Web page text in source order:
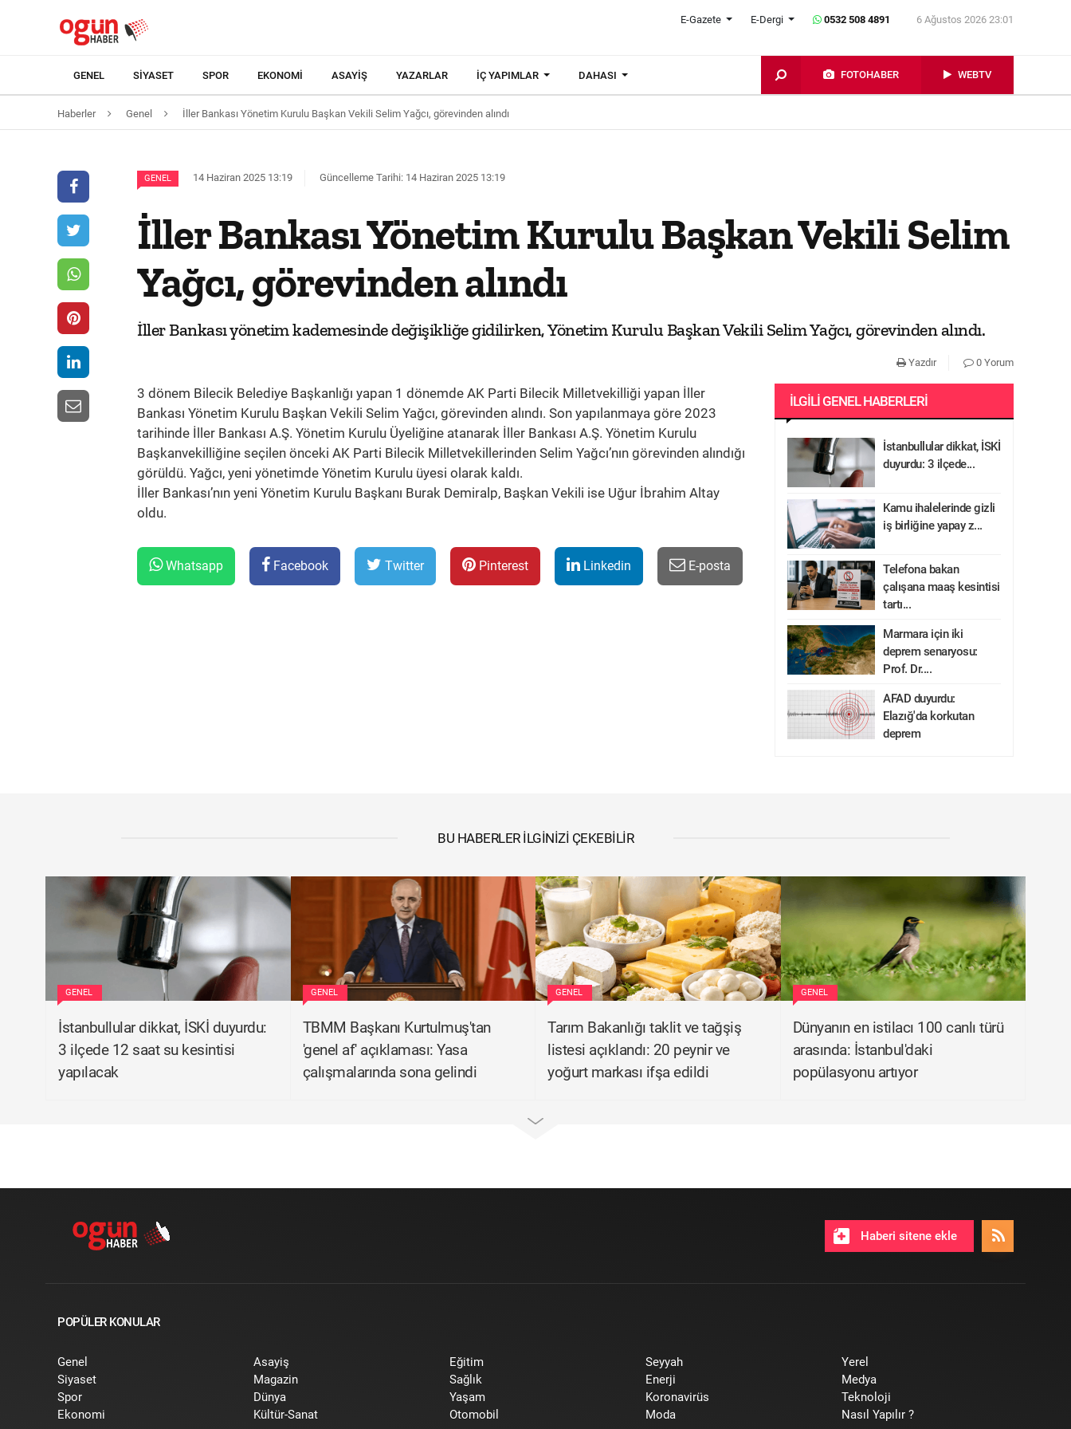
E-Gazete E-Dergi 0532 508 4891 6 Ağustos 2026 23:01
GENEL SIYASET SPOR EKONOMI ASAYIŞ YAZARLAR İÇ YAPIMLAR DAHASI FOTOHABER WEBTV
Haberler Genel İller Bankası Yönetim Kurulu Başkan Vekili Selim Yağcı, görevinden alındı
GENEL 14 Haziran 2025 13:19 Güncelleme Tarihi: 14 Haziran 2025 13:19
İller Bankası Yönetim Kurulu Başkan Vekili Selim
Yağcı, görevinden alındı
İller Bankası yönetim kademesinde değişikliğe gidilirken, Yönetim Kurulu Başkan Vekili Selim Yağcı, görevinden alındı.
Yazdır 0 Yorum
3 dönem Bilecik Belediye Başkanlığı yapan 1 dönemde AK Parti Bilecik Milletvekilliği yapan İller
Bankası Yönetim Kurulu Başkan Vekili Selim Yağcı, görevinden alındı. Son yapılanmaya göre 2023
tarihinde İller Bankası A.Ş. Yönetim Kurulu Üyeliğine atanarak İller Bankası A.Ş. Yönetim Kurulu
Başkanvekilliğine seçilen önceki AK Parti Bilecik Milletvekillerinden Selim Yağcı’nın görevinden alındığı
görüldü. Yağcı, yeni yönetimde Yönetim Kurulu üyesi olarak kaldı.
İller Bankası’nın yeni Yönetim Kurulu Başkanı Burak Demiralp, Başkan Vekili ise Uğur İbrahim Altay
oldu.
Whatsapp Facebook Twitter Pinterest Linkedin E-posta
İLGILI GENEL HABERLERI
İstanbullular dikkat, İSKİ
duyurdu: 3 ilçede...
Kamu ihalelerinde gizli
iş birliğine yapay z...
Telefona bakan
çalışana maaş kesintisi
tartı...
Marmara için iki
deprem senaryosu:
Prof. Dr....
AFAD duyurdu:
Elazığ'da korkutan
deprem
BU HABERLER İLGINIZI ÇEKEBILIR
GENEL
İstanbullular dikkat, İSKİ duyurdu:
3 ilçede 12 saat su kesintisi
yapılacak
GENEL
TBMM Başkanı Kurtulmuş'tan
'genel af' açıklaması: Yasa
çalışmalarında sona gelindi
GENEL
Tarım Bakanlığı taklit ve tağşiş
listesi açıklandı: 20 peynir ve
yoğurt markası ifşa edildi
GENEL
Dünyanın en istilacı 100 canlı türü
arasında: İstanbul'daki
popülasyonu artıyor
Haberi sitene ekle
POPÜLER KONULAR
Genel
Siyaset
Spor
Ekonomi
Asayiş
Magazin
Dünya
Kültür-Sanat
Eğitim
Sağlık
Yaşam
Otomobil
Seyyah
Enerji
Koronavirüs
Moda
Yerel
Medya
Teknoloji
Nasıl Yapılır ?